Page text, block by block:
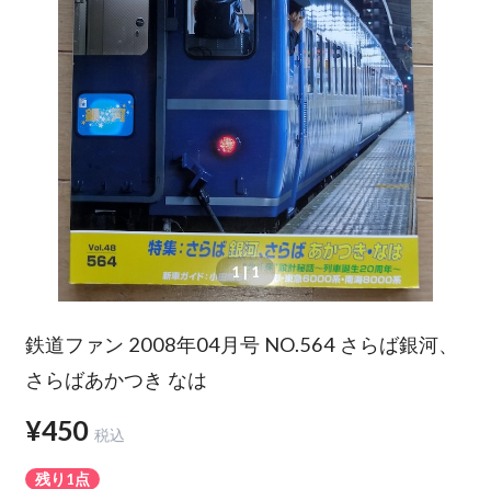
1| 1
鉄道ファン 2008年04月号 NO.564 さらば銀河、
さらばあかつき なは
¥450 税込
残り1点